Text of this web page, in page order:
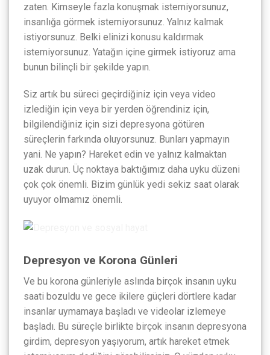
zaten. Kimseyle fazla konuşmak istemiyorsunuz,
insanlığa görmek istemiyorsunuz. Yalnız kalmak
istiyorsunuz. Belki elinizi konusu kaldırmak
istemiyorsunuz. Yatağın içine girmek istiyoruz ama
bunun bilinçli bir şekilde yapın.
Siz artık bu süreci geçirdiğiniz için veya video
izlediğin için veya bir yerden öğrendiniz için,
bilgilendiğiniz için sizi depresyona götüren
süreçlerin farkında oluyorsunuz. Bunları yapmayın
yani. Ne yapın? Hareket edin ve yalnız kalmaktan
uzak durun. Üç noktaya baktığımız daha uyku düzeni
çok çok önemli. Bizim günlük yedi sekiz saat olarak
uyuyor olmamız önemli.
Depresyon ve Korona Günleri
Ve bu korona günleriyle aslında birçok insanın uyku
saati bozuldu ve gece ikilere güçleri dörtlere kadar
insanlar uymamaya başladı ve videolar izlemeye
başladı. Bu süreçle birlikte birçok insanın depresyona
girdim, depresyon yaşıyorum, artık hareket etmek